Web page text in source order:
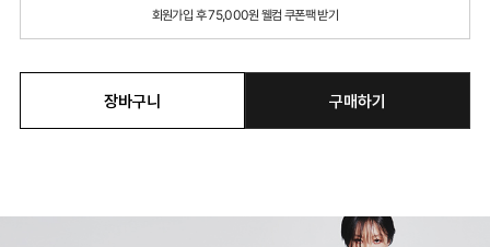
회원가입 후 75,000원 웰컴 쿠폰팩 받기
장바구니 구매하기